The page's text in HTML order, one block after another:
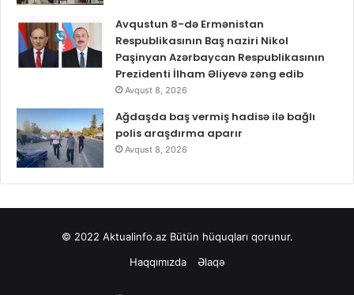
Avqustun 8-də Ermənistan
Respublikasının Baş naziri Nikol
Paşinyan Azərbaycan Respublikasının
Prezidenti İlham Əliyevə zəng edib
Avqust 8, 2026
Ağdaşda baş vermiş hadisə ilə bağlı
polis araşdırma aparır
Avqust 8, 2026
© 2022 Aktualinfo.azBütün hüquqları qorunur.
Haqqımızda
Əlaqə